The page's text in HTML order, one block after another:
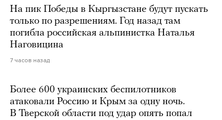
На пик Победы в Кыргызстане будут пускать
только по разрешениям. Год назад там
погибла российская альпинистка Наталья
Наговицина
7 часов назад
Более 600 украинских беспилотников
атаковали Россию и Крым за одну ночь.
В Тверской области под удар опять попал